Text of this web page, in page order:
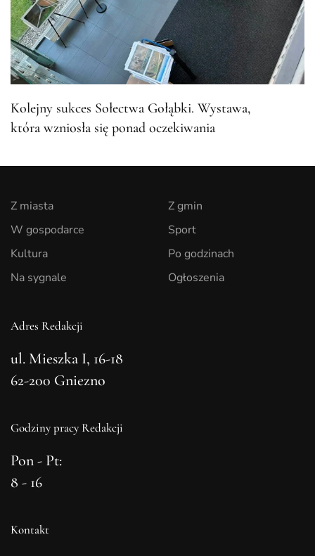
Kolejny sukces Sołectwa Gołąbki. Wystawa,
która wzniosła się ponad oczekiwania
Z miasta
W gospodarce
Kultura
Na sygnale
Z gmin
Sport
Po godzinach
Ogłoszenia
Adres Redakcji
ul. Mieszka I, 16-18
62-200 Gniezno
Godziny pracy Redakcji
Pon - Pt:
8 - 16
Kontakt